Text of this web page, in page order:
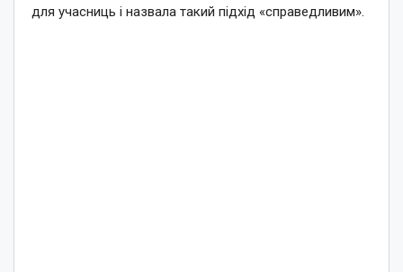
для учасниць і назвала такий підхід «справедливим».